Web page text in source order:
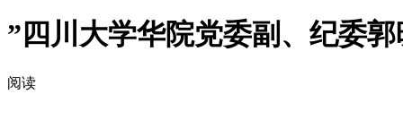
”四川大学华院党委副、纪委
阅读